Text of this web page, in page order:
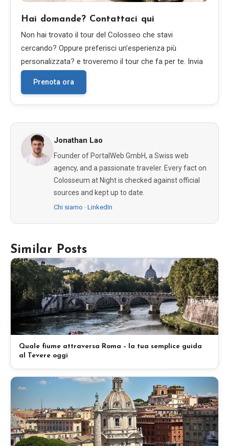
Hai domande? Contattaci qui
Non hai trovato il tour del Colosseo che stavi
cercando? Oppure preferisci un’esperienza più
personalizzata? e troveremo il tour che fa per te. Invia
Prenota ora
Jonathan Lao
Founder of PortalWeb GmbH, a Swiss web
agency, and a passionate traveler. Every fact on
Colosseum at Night is checked against official
sources and kept up to date.
Chi siamo · LinkedIn
Similar Posts
Quale fiume attraversa Roma – la tua semplice guida
al Tevere oggi